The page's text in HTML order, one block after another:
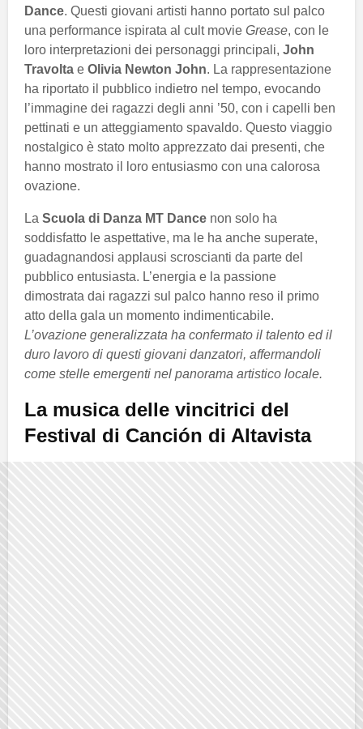
Dance. Questi giovani artisti hanno portato sul palco
una performance ispirata al cult movie Grease, con le
loro interpretazioni dei personaggi principali, John
Travolta e Olivia Newton John. La rappresentazione
ha riportato il pubblico indietro nel tempo, evocando
l’immagine dei ragazzi degli anni ’50, con i capelli ben
pettinati e un atteggiamento spavaldo. Questo viaggio
nostalgico è stato molto apprezzato dai presenti, che
hanno mostrato il loro entusiasmo con una calorosa
ovazione.
La Scuola di Danza MT Dance non solo ha
soddisfatto le aspettative, ma le ha anche superate,
guadagnandosi applausi scroscianti da parte del
pubblico entusiasta. L’energia e la passione
dimostrata dai ragazzi sul palco hanno reso il primo
atto della gala un momento indimenticabile.
L’ovazione generalizzata ha confermato il talento ed il
duro lavoro di questi giovani danzatori, affermandoli
come stelle emergenti nel panorama artistico locale.
La musica delle vincitrici del
Festival di Canción di Altavista